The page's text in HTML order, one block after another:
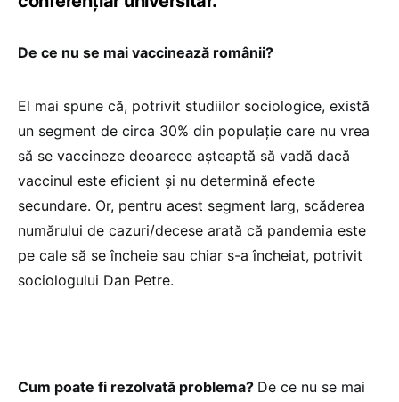
De ce nu se mai vaccinează românii?
El mai spune că, potrivit studiilor sociologice, există
un segment de circa 30% din populație care nu vrea
să se vaccineze deoarece așteaptă să vadă dacă
vaccinul este eficient și nu determină efecte
secundare. Or, pentru acest segment larg, scăderea
numărului de cazuri/decese arată că pandemia este
pe cale să se încheie sau chiar s-a încheiat, potrivit
sociologului Dan Petre.
Cum poate fi rezolvată problema? De ce nu se mai